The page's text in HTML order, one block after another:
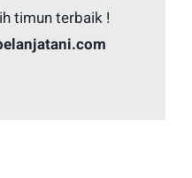
timun terbaik !